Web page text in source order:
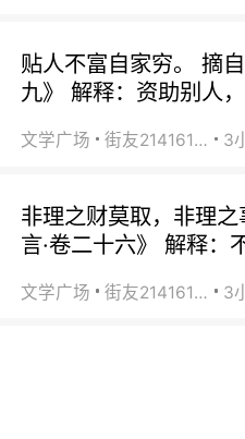
贴人不富自家穷。 摘
九》 解释：资助别人
文学广场 街友21416156 3
非理之财莫取，非理
言·卷二十六》 解释：
文学广场 街友21416156 3